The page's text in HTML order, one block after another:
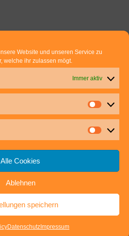
Website und unseren Service zu
welche ihr zulassen mögt.
Immer aktiv
Alle Cookies
Ablehnen
speichern
Datenschutz Impressum
Draht zu uns:
und Silke Rommel
Stuttgart
hochgenuss.de
DATENSCHUTZ
Präsentiert vonMantra&WordPress.